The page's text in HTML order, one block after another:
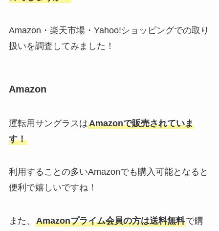
adidasのサンバが売ってない！な
る？カルディ・ローソン・コスト
アネトン咳止めは販売中止？理由
は？amazon・ヨドバシ・コスト
Amazon・楽天市場・Yahoo!ショッピングでの取り
扱いを調査してみました！
Amazon
運転用サングラスはAmazonで販売されていま
す！
利用することの多いAmazonでも購入可能となると
便利で嬉しいですね！
また、 Amazonプライム会員の方は送料無料で購